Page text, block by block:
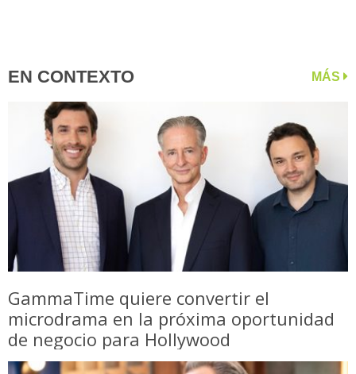
EN CONTEXTO MÁS
GammaTime quiere convertir el
microdrama en la próxima oportunidad
de negocio para Hollywood